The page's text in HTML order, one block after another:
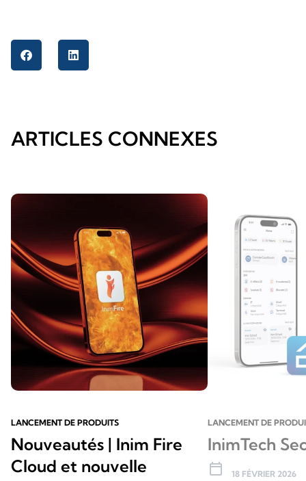
ARTICLES CONNEXES
LANCEMENT DE PRODUITS
Nouveautés | Inim Fire
Cloud et nouvelle
LANCEMENT DE
InimTech
calendar_today 18 FÉVRIER 2026